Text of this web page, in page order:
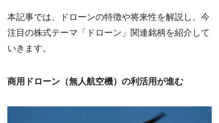
本記事では、ドローンの特徴や将来性を解説し、今
注目の株式テーマ「ドローン」関連銘柄を紹介して
いきます。
商用ドローン（無人航空機）の利活用が進む